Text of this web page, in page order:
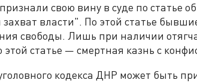
свою вину в суде по статье
власти". По этой статье
свободы. Лишь при наличии
этой статье — смертная казнь с
кодекса ДНР может быть